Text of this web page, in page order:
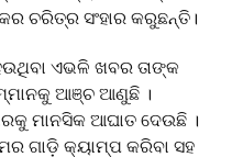
ଚରିତ୍ର ସଂହାର କରୁଛନ୍ତି।
ଏଭଳି ଖବର ତାଙ୍କ
ଆଞ୍ଚ ଆଣୁଛି ।
ମାନସିକ ଆଘାତ ଦେଉଛି ।
ଗାଡ଼ି କ୍ୟାମ୍ପ କରିବା ସହ